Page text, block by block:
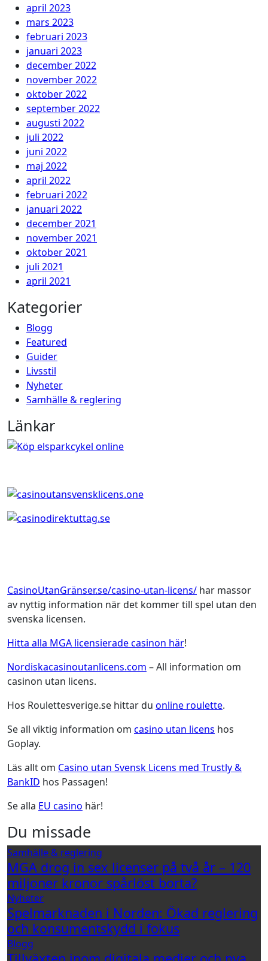
april 2023
mars 2023
februari 2023
januari 2023
december 2022
november 2022
oktober 2022
september 2022
augusti 2022
juli 2022
juni 2022
maj 2022
april 2022
februari 2022
januari 2022
december 2021
november 2021
oktober 2021
juli 2021
april 2021
Kategorier
Blogg
Featured
Guider
Livsstil
Nyheter
Samhälle & reglering
Länkar
CasinoUtanGränser.se/casino-utan-licens/ har massor
av nyttig information när det kommer till spel utan den
svenska licensen.
Hitta alla MGA licensierade casinon här!
Nordiskacasinoutanlicens.com – All information om
casinon utan licens.
Hos Roulettesverige.se hittar du online roulette.
Se all viktig information om casino utan licens hos
Goplay.
Läs allt om Casino utan Svensk Licens med Trustly &
BankID hos Passagen!
Se alla EU casino här!
Du missade
Samhälle & reglering
MGA drog in sex licenser på två år – 120
miljoner kronor spårlöst borta?
Nyheter
Spelmarknaden i Norden: Ökad reglering
och konsumentskydd i fokus
Blogg